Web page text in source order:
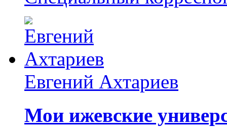
Евгений Ахтариев
Мои ижевские